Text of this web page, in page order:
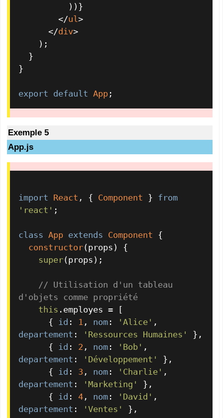
</ul>
</div>
}
export default App ;
Exemple 5
App.js
import React , { Component } from
'react' ;
class App extends Component {
constructor(props ) {
super(props);
// Utilisation d'un tableau
d'objets comme propriété
this . employes = [
      {
id : 1 , nom : 'Alice'
departement : 'Ressources Humaines'
},
      {
id : 2 , nom : 'Bob'
departement : 'Développement'
},
      {
id : 3 , nom : 'Charlie'
departement : 'Marketing'
},
      {
id : 4 , nom : 'David'
departement : 'Ventes'
},